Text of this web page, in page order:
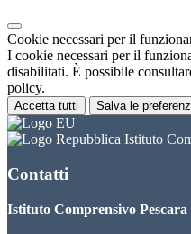
Cookie necessari per il
I cookie necessari per il
disabilitati. È possibile
policy.
Accetta tutti Salva le
Istituto
Contatti
Istituto Comprensivo Pescara